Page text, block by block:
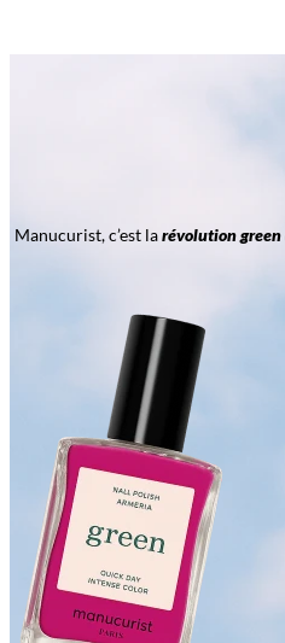
Manucurist, c’est larévolution green